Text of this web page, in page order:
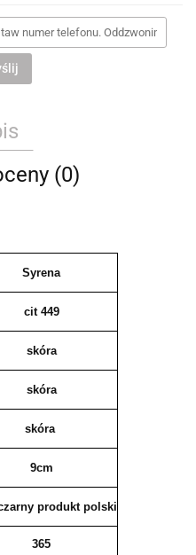
(0)
Syrena
cit 449
skóra
skóra
skóra
9cm
produkt polski
365